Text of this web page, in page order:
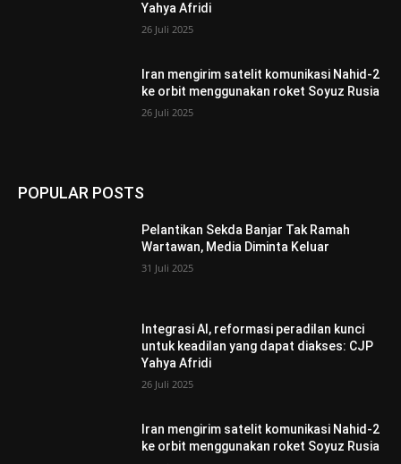
Yahya Afridi
26 Juli 2025
Iran mengirim satelit komunikasi Nahid-2
ke orbit menggunakan roket Soyuz Rusia
26 Juli 2025
POPULAR POSTS
Pelantikan Sekda Banjar Tak Ramah
Wartawan, Media Diminta Keluar
31 Juli 2025
Integrasi AI, reformasi peradilan kunci
untuk keadilan yang dapat diakses: CJP
Yahya Afridi
26 Juli 2025
Iran mengirim satelit komunikasi Nahid-2
ke orbit menggunakan roket Soyuz Rusia